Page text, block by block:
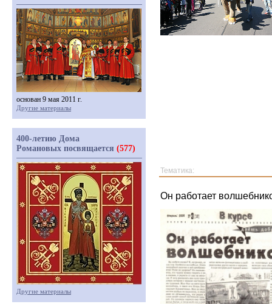
Тематика:
Он работает
основан 9 мая 2011 г.
Другие материалы
400-летию Дома
Романовых посвящается (577)
Другие материалы